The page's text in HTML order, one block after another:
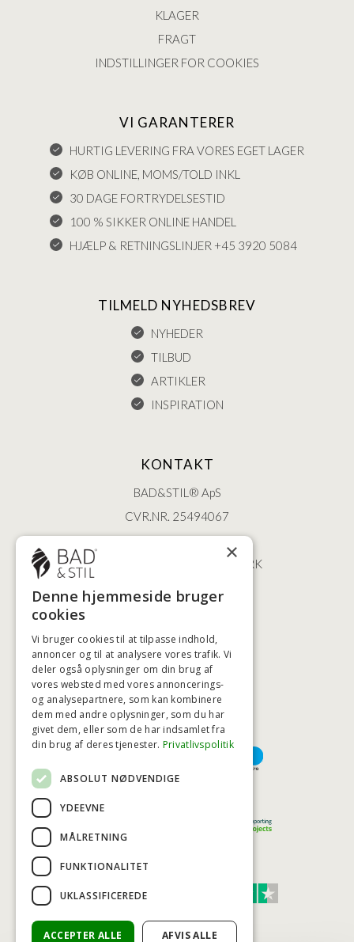
KLAGER
FRAGT
INDSTILLINGER FOR COOKIES
VI GARANTERER
HURTIG LEVERING FRA VORES EGET LAGER
KØB ONLINE, MOMS/TOLD INKL
30 DAGE FORTRYDELSESTID
100 % SIKKER ONLINE HANDEL
HJÆLP & RETNINGSLINJER +45 3920 5084
TILMELD NYHEDSBREV
NYHEDER
TILBUD
ARTIKLER
INSPIRATION
KONTAKT
BAD&STIL® ApS
CVR.NR. 25494067
ØSTERBROGADE 202
2100 KØBENHAVN • DANMARK
+45 3920 5084
HØJESTE KREDITVÆRDIGHED
BETALINGSMULIGHEDER
TRUST SCORE 4,7
×
Denne hjemmeside bruger
cookies
Vi bruger cookies til at tilpasse indhold,
annoncer og til at analysere vores trafik. Vi
deler også oplysninger om din brug af
vores websted med vores annoncerings-
og analysepartnere, som kan kombinere
dem med andre oplysninger, som du har
givet dem, eller som de har indsamlet fra
din brug af deres tjenester. Privatlivspolitik
ABSOLUT NØDVENDIGE
YDEEVNE
MÅLRETNING
FUNKTIONALITET
UKLASSIFICEREDE
ACCEPTER ALLE AFVIS ALLE